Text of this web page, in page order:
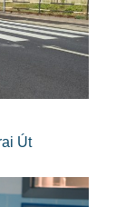
Út